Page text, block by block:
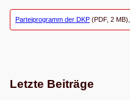
Parteiprogramm der DKP (PDF, 2 MB),
Letzte Beiträge